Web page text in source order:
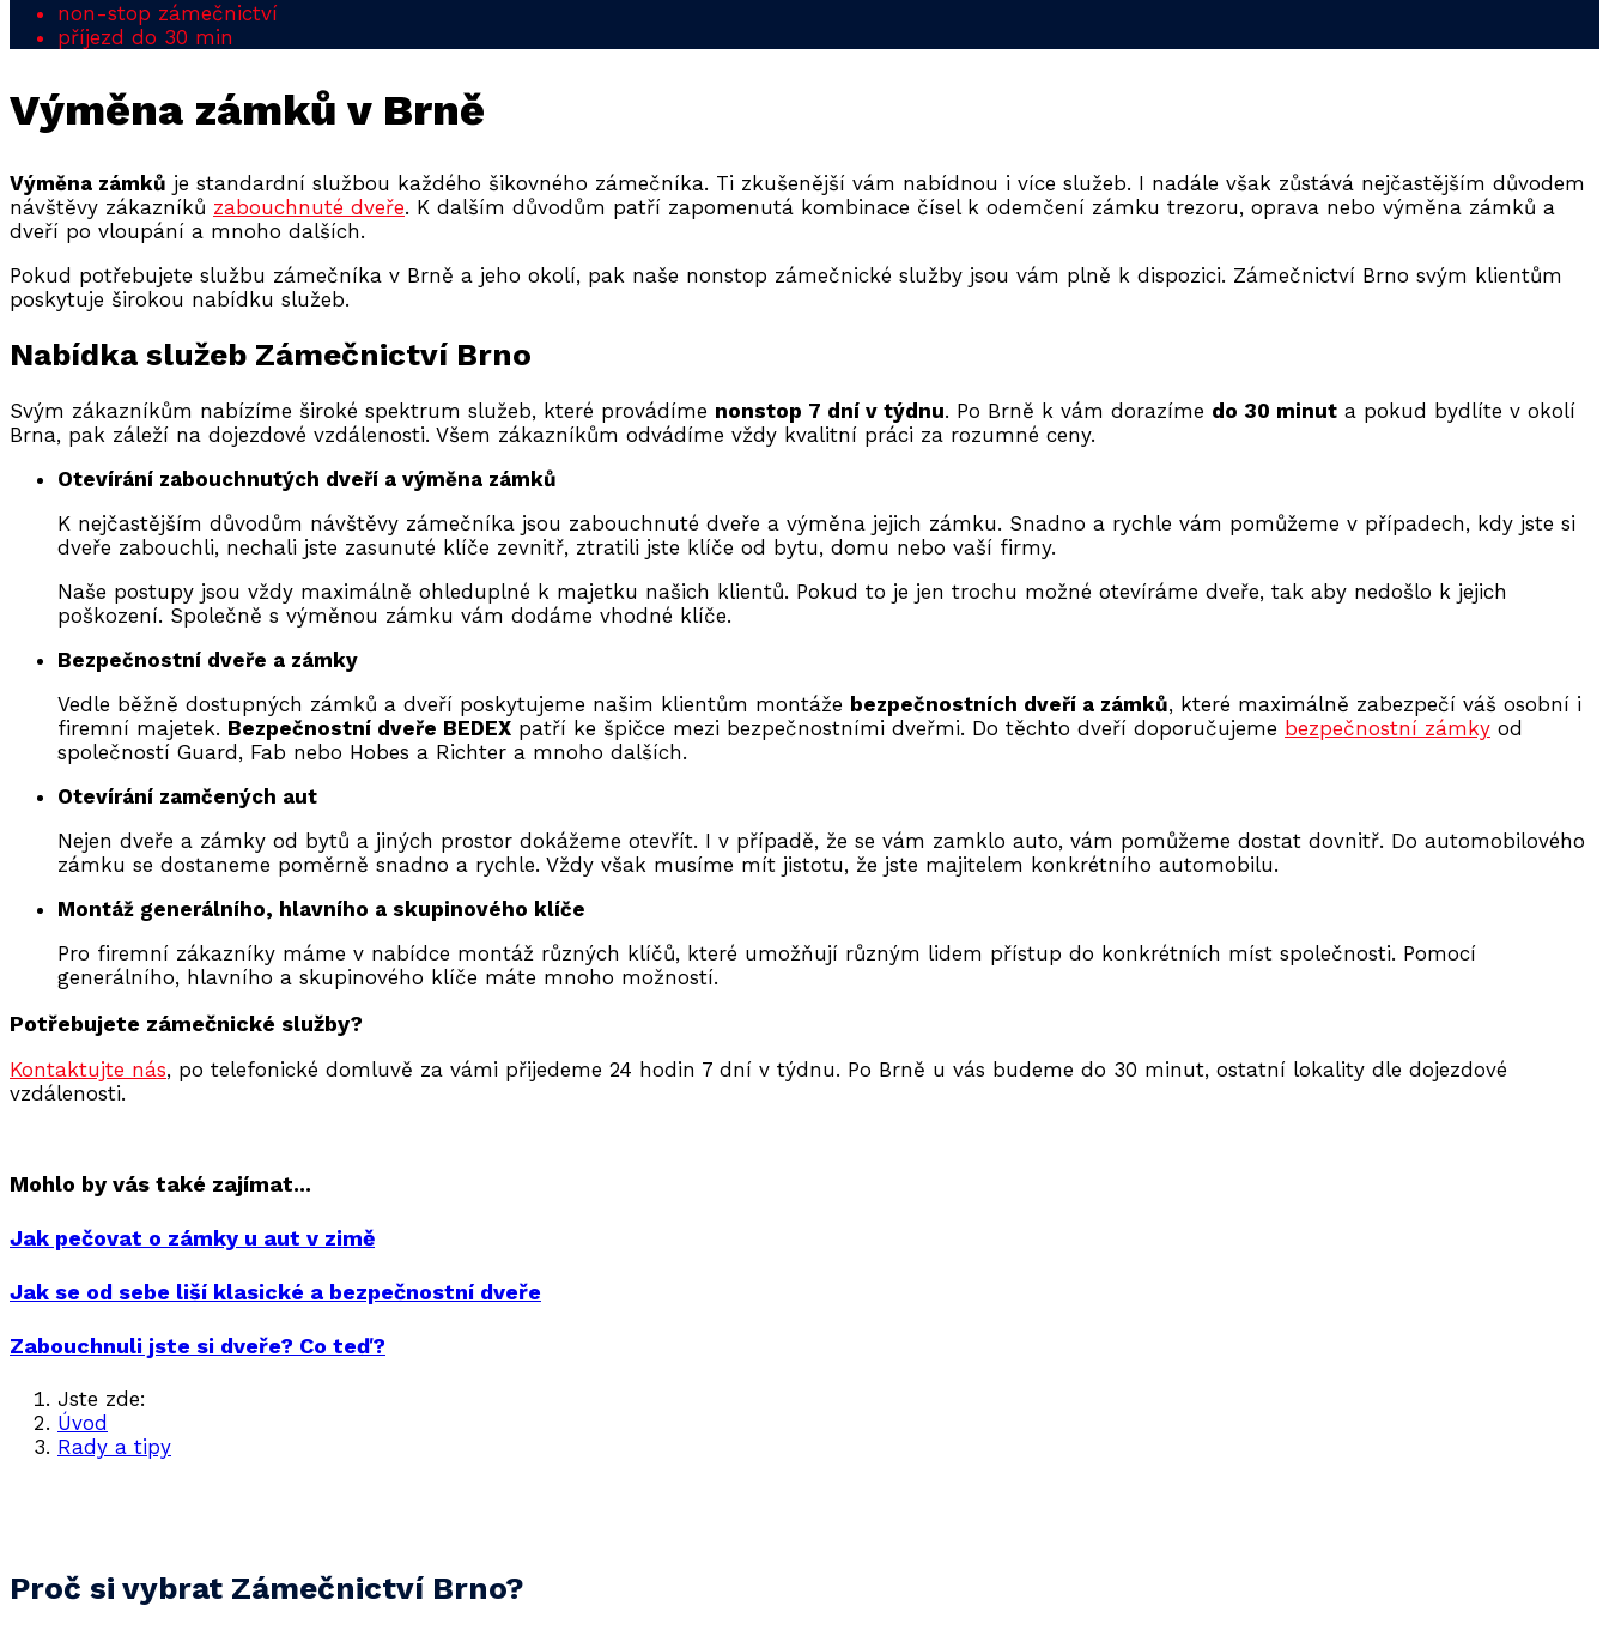
non-stop zámečnictví
příjezd do 30 min
Výměna zámků v Brně
Výměna zámků je standardní službou každého šikovného zámečníka. Ti zkušenější vám nabídnou i více služeb. I nadále však zůstává nejčastějším důvodem
návštěvy zákazníků zabouchnuté dveře. K dalším důvodům patří zapomenutá kombinace čísel k odemčení zámku trezoru, oprava nebo výměna zámků a
dveří po vloupání a mnoho dalších.
Pokud potřebujete službu zámečníka v Brně a jeho okolí, pak naše nonstop zámečnické služby jsou vám plně k dispozici. Zámečnictví Brno svým klientům
poskytuje širokou nabídku služeb.
Nabídka služeb Zámečnictví Brno
Svým zákazníkům nabízíme široké spektrum služeb, které provádíme nonstop 7 dní v týdnu. Po Brně k vám dorazíme do 30 minut a pokud bydlíte v okolí
Brna, pak záleží na dojezdové vzdálenosti. Všem zákazníkům odvádíme vždy kvalitní práci za rozumné ceny.
Otevírání zabouchnutých dveří a výměna zámků
K nejčastějším důvodům návštěvy zámečníka jsou zabouchnuté dveře a výměna jejich zámku. Snadno a rychle vám pomůžeme v případech, kdy jste si
dveře zabouchli, nechali jste zasunuté klíče zevnitř, ztratili jste klíče od bytu, domu nebo vaší firmy.
Naše postupy jsou vždy maximálně ohleduplné k majetku našich klientů. Pokud to je jen trochu možné otevíráme dveře, tak aby nedošlo k jejich
poškození. Společně s výměnou zámku vám dodáme vhodné klíče.
Bezpečnostní dveře a zámky
Vedle běžně dostupných zámků a dveří poskytujeme našim klientům montáže bezpečnostních dveří a zámků, které maximálně zabezpečí váš osobní i
firemní majetek. Bezpečnostní dveře BEDEX patří ke špičce mezi bezpečnostními dveřmi. Do těchto dveří doporučujeme bezpečnostní zámky od
společností Guard, Fab nebo Hobes a Richter a mnoho dalších.
Otevírání zamčených aut
Nejen dveře a zámky od bytů a jiných prostor dokážeme otevřít. I v případě, že se vám zamklo auto, vám pomůžeme dostat dovnitř. Do automobilového
zámku se dostaneme poměrně snadno a rychle. Vždy však musíme mít jistotu, že jste majitelem konkrétního automobilu.
Montáž generálního, hlavního a skupinového klíče
Pro firemní zákazníky máme v nabídce montáž různých klíčů, které umožňují různým lidem přístup do konkrétních míst společnosti. Pomocí
generálního, hlavního a skupinového klíče máte mnoho možností.
Potřebujete zámečnické služby?
Kontaktujte nás, po telefonické domluvě za vámi přijedeme 24 hodin 7 dní v týdnu. Po Brně u vás budeme do 30 minut, ostatní lokality dle dojezdové
vzdálenosti.
Mohlo by vás také zajímat...
Jak pečovat o zámky u aut v zimě
Jak se od sebe liší klasické a bezpečnostní dveře
Zabouchnuli jste si dveře? Co teď?
Jste zde:
Úvod
Rady a tipy
Proč si vybrat Zámečnictví Brno?